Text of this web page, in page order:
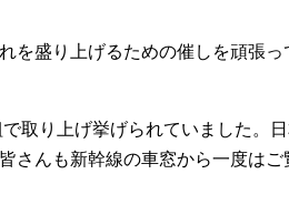
を盛り上げるための催しを頑張っ
取り上げ挙げられていました。
さんも新幹線の車窓から一度はご